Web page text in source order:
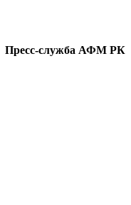
Пресс-служба АФМ РК